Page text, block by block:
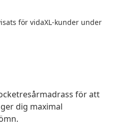
för vidaXL-kunder under
för att
dig maximal